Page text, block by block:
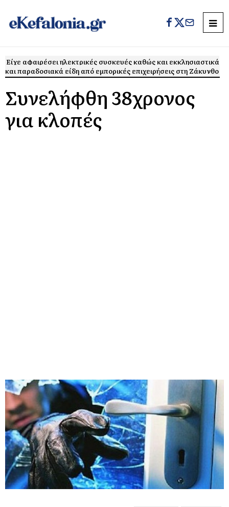
Είχε αφαιρέσει ηλεκτρικές συσκευές καθώς και εκκλησιαστικά
και παραδοσιακά είδη από εμπορικές επιχειρήσεις στη Ζάκυνθο
Συνελήφθη 38χρονος
για κλοπές